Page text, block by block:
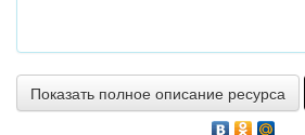
Показать полное описание ресурса